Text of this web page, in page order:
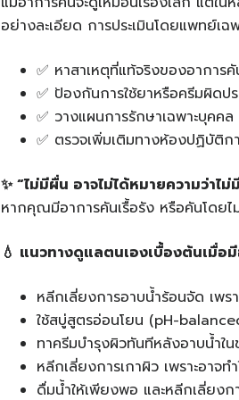
อย่างละเอียด การประเมินโดยแพทย์เฉ
✅ หาสาเหตุที่แท้จริงของอาการคั
✅ ป้องกันการใช้ยาหรือครีมผิดป
✅ วางแผนการรักษาเฉพาะบุคคล
✅ ตรวจเพิ่มเติมทางห้องปฏิบัติก
✨ “ไม่มีผื่น อาจไม่ได้หมายความว่าไม่
หากคุณมีอาการคันเรื้อรัง หรือคันโดย
💧 แนวทางดูแลตนเองเบื้องต้นเมื่อ
หลีกเลี่ยงการอาบน้ำร้อนจัด เพร
ใช้สบู่สูตรอ่อนโยน (pH-
ทาครีมบำรุงผิวทันทีหลังอาบน้ำใ
หลีกเลี่ยงการเกาผิว เพราะอาจ
ดื่มน้ำให้เพียงพอ และหลีกเลี่ยง